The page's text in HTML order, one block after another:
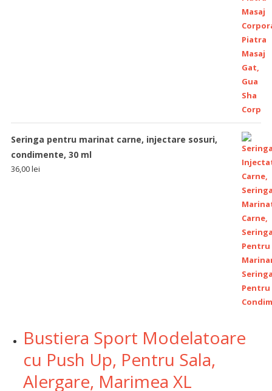
Seringa pentru marinat carne, injectare sosuri,
condimente, 30 ml
36,00lei
Bustiera Sport Modelatoare
cu Push Up, Pentru Sala,
Alergare, Marimea XL